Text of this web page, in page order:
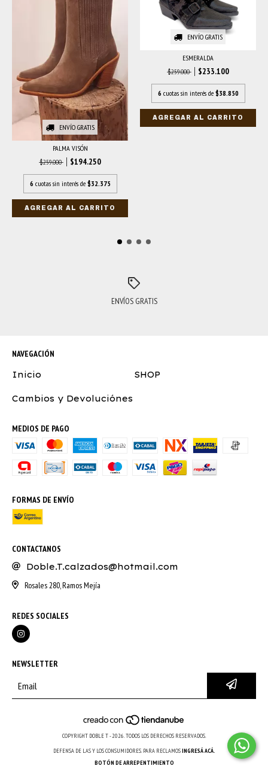
ENVÍO GRATIS
PALMA VISÓN
$259.000
$194.250
6 cuotas sin interés de $32.375
AGREGAR AL CARRITO
ENVÍO GRATIS
ESMERALDA
$259.000
$233.100
6 cuotas sin interés de $38.850
AGREGAR AL CARRITO
ENVÍOS GRATIS
NAVEGACIÓN
Inicio
SHOP
Cambios y Devoluciónes
MEDIOS DE PAGO
FORMAS DE ENVÍO
CONTACTANOS
Doble.T.calzados@hotmail.com
Rosales 280, Ramos Mejía
REDES SOCIALES
NEWSLETTER
COPYRIGHT DOBLE T - 2026. TODOS LOS DERECHOS RESERVADOS.
DEFENSA DE LAS Y LOS CONSUMIDORES. PARA RECLAMOSINGRESÁ ACÁ.
BOTÓN DE ARREPENTIMIENTO